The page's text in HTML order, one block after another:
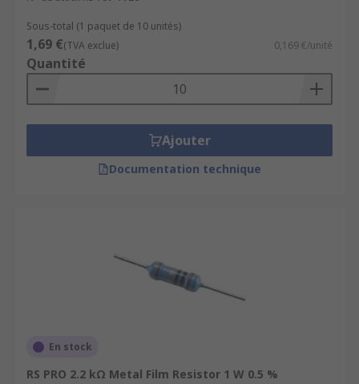
Sous-total (1 paquet de 10 unités)
1,69 €(TVA exclue) 0,169 €/unité
Quantité
Ajouter
Documentation technique
En stock
RS PRO 2.2 kΩ Metal Film Resistor 1 W 0.5 %